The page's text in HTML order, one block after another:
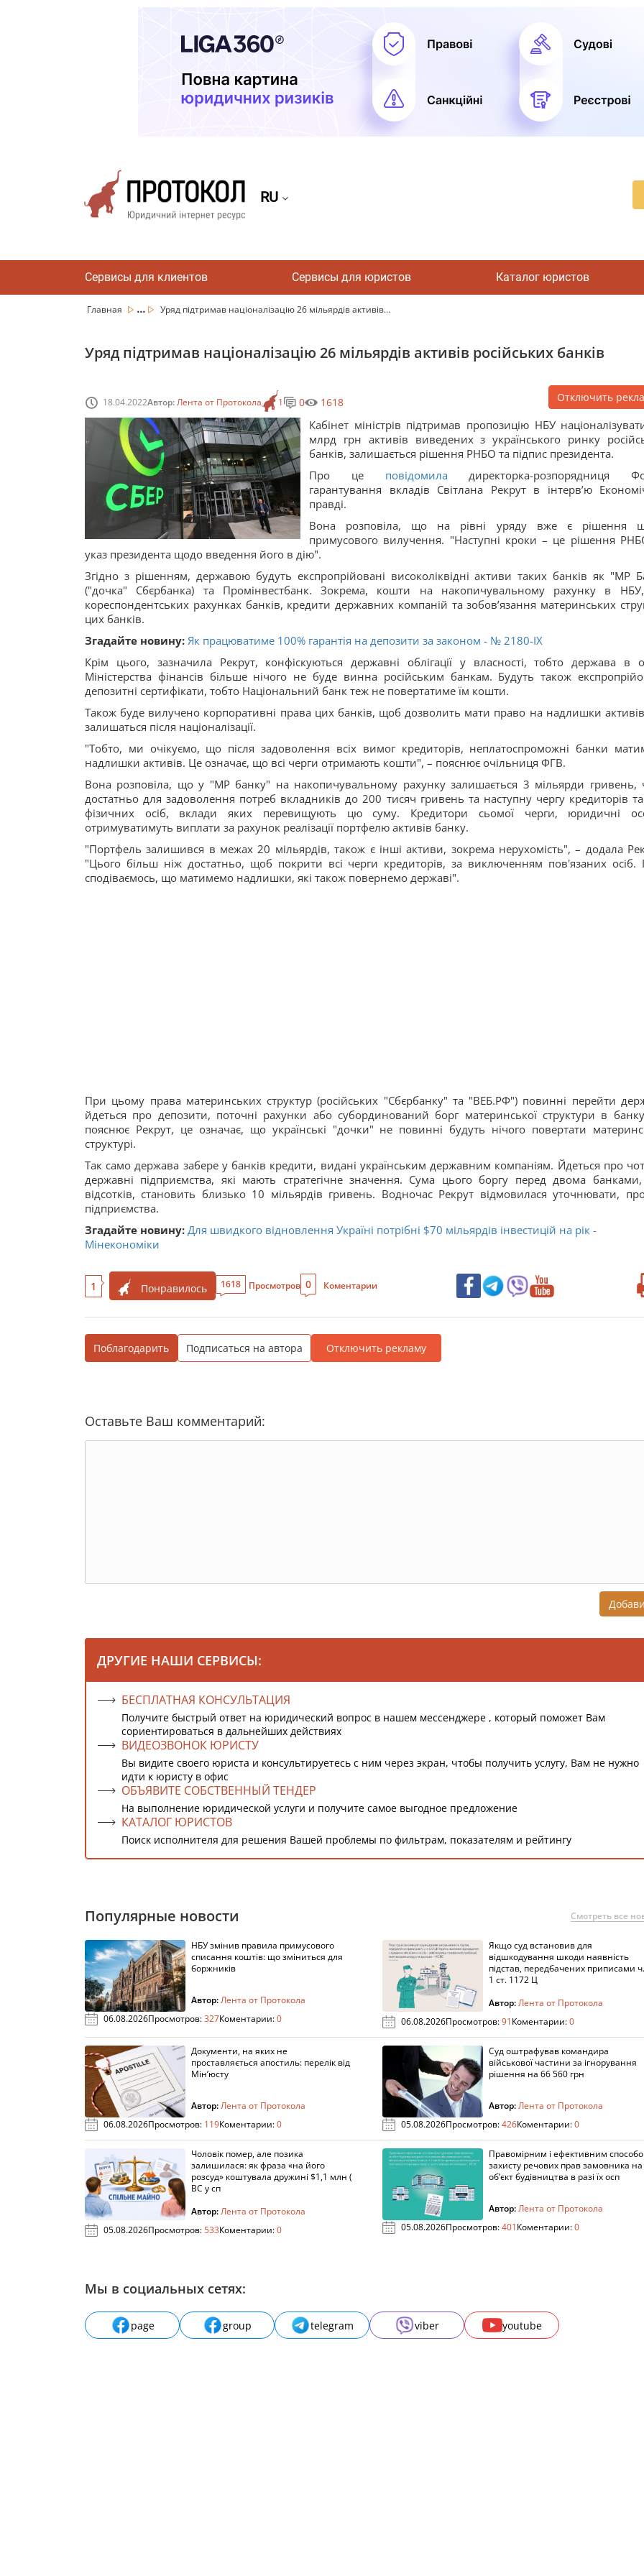
RU
Сервисы для клиентов Сервисы для юристов Каталог юристов
Главная ... Уряд підтримав націоналізацію 26 мільярдів активів...
Уряд підтримав націоналізацію 26 мільярдів активів російських банків
18.04.2022Автор:Лента от Протокола 1 0 1618 Отключить
Кабінет міністрів підтримав пропозицію НБУ
млрд грн активів виведених з українського ринку
банків, залишається рішення РНБО та підпис президента.
Про це повідомила директорка-розпорядниця
гарантування вкладів Світлана Рекрут в інтерв’ю
правді.
Вона розповіла, що на рівні уряду вже є рішення
примусового вилучення. "Наступні кроки – це рішення
указ президента щодо введення його в дію".
Згідно з рішенням, державою будуть експропрійовані високоліквідні активи таких банків як "МР
("дочка" Сбєрбанка) та Промінвестбанк. Зокрема, кошти на накопичувальному рахунку в
кореспондентських рахунках банків, кредити державних компаній та зобов’язання материнських
цих банків.
Згадайте новину: Як працюватиме 100% гарантія на депозити за законом - № 2180-IX
Крім цього, зазначила Рекрут, конфіскуються державні облігації у власності, тобто держава в
Міністерства фінансів більше нічого не буде винна російським банкам. Будуть також
депозитні сертифікати, тобто Національний банк теж не повертатиме їм кошти.
Також буде вилучено корпоративні права цих банків, щоб дозволить мати право на надлишки
залишаться після націоналізації.
"Тобто, ми очікуємо, що після задоволення всіх вимог кредиторів, неплатоспроможні банки
надлишки активів. Це означає, що всі черги отримають кошти", – пояснює очільниця ФГВ.
Вона розповіла, що у "МР банку" на накопичувальному рахунку залишається 3 мільярди гривень,
достатньо для задоволення потреб вкладників до 200 тисяч гривень та наступну чергу кредиторів
фізичних осіб, вклади яких перевищують цю суму. Кредитори сьомої черги, юридичні
отримуватимуть виплати за рахунок реалізації портфелю активів банку.
"Портфель залишився в межах 20 мільярдів, також є інші активи, зокрема нерухомість", – додала
"Цього більш ніж достатньо, щоб покрити всі черги кредиторів, за виключенням пов'язаних осіб.
сподіваємось, що матимемо надлишки, які також повернемо державі".
При цьому права материнських структур (російських "Сбєрбанку" та "ВЕБ.РФ") повинні перейти
йдеться про депозити, поточні рахунки або субординований борг материнської структури в
пояснює Рекрут, це означає, що українські "дочки" не повинні будуть нічого повертати
структурі.
Так само держава забере у банків кредити, видані українським державним компаніям. Йдеться про
державні підприємства, які мають стратегічне значення. Сума цього боргу перед двома
відсотків, становить близько 10 мільярдів гривень. Водночас Рекрут відмовилася уточнювати,
підприємства.
Згадайте новину: Для швидкого відновлення Україні потрібні $70 мільярдів інвестицій на рік -
Мінекономіки
1 Понравилось 1618 Просмотров 0 Коментарии
Поблагодарить Подписаться на автора Отключить рекламу
Оставьте Ваш комментарий:
ДРУГИЕ НАШИ СЕРВИСЫ:
БЕСПЛАТНАЯ КОНСУЛЬТАЦИЯ
Получите быстрый ответ на юридический вопрос в нашем мессенджере , который поможет Вам
сориентироваться в дальнейших действиях
ВИДЕОЗВОНОК ЮРИСТУ
Вы видите своего юриста и консультируетесь с ним через экран, чтобы получить услугу, Вам не нужно
идти к юристу в офис
ОБЪЯВИТЕ СОБСТВЕННЫЙ ТЕНДЕР
На выполнение юридической услуги и получите самое выгодное предложение
КАТАЛОГ ЮРИСТОВ
Поиск исполнителя для решения Вашей проблемы по фильтрам, показателям и рейтингу
Популярные новости Смотреть все
НБУ змінив правила примусового
списання коштів: що зміниться для
боржників
Автор:Лента от Протокола
06.08.2026Просмотров:327Коментарии:0
Якщо суд встановив для
відшкодування шкоди наявність
підстав, передбачених приписами ч.
1 ст. 1172 Ц
Автор:Лента от Протокола
06.08.2026Просмотров:91Коментарии:0
Документи, на яких не
проставляється апостиль: перелік від
Мін’юсту
Автор:Лента от Протокола
06.08.2026Просмотров: 119Коментарии:0
Суд оштрафував командира
військової частини за ігнорування
рішення на 66 560 грн
Автор:Лента от Протокола
05.08.2026Просмотров:426Коментарии:0
Чоловік помер, але позика
залишилася: як фраза «на його
розсуд» коштувала дружині $1,1 млн (
ВС у сп
Автор:Лента от Протокола
05.08.2026Просмотров:533Коментарии:0
Правомірним і ефективним
захисту речових прав замовника на
об’єкт будівництва в разі їх осп
Автор:Лента от Протокола
05.08.2026Просмотров:401Коментарии:0
Мы в социальных сетях:
page group telegram viber youtube